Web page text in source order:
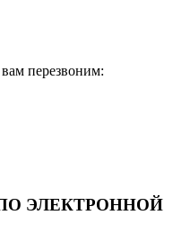
перезвоним:
ЭЛЕКТРОННОЙ